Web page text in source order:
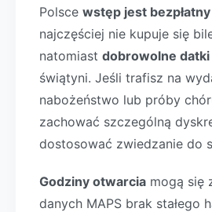
Polsce wstęp jest bezpłatny
najczęściej nie kupuje się
natomiast dobrowolne datki
świątyni. Jeśli trafisz na
nabożeństwo lub próby
zachować szczególną
dostosować zwiedzanie do
Godziny otwarcia mogą się
danych MAPS brak stałego